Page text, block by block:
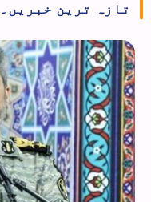
تازہ ترین خبریں۔